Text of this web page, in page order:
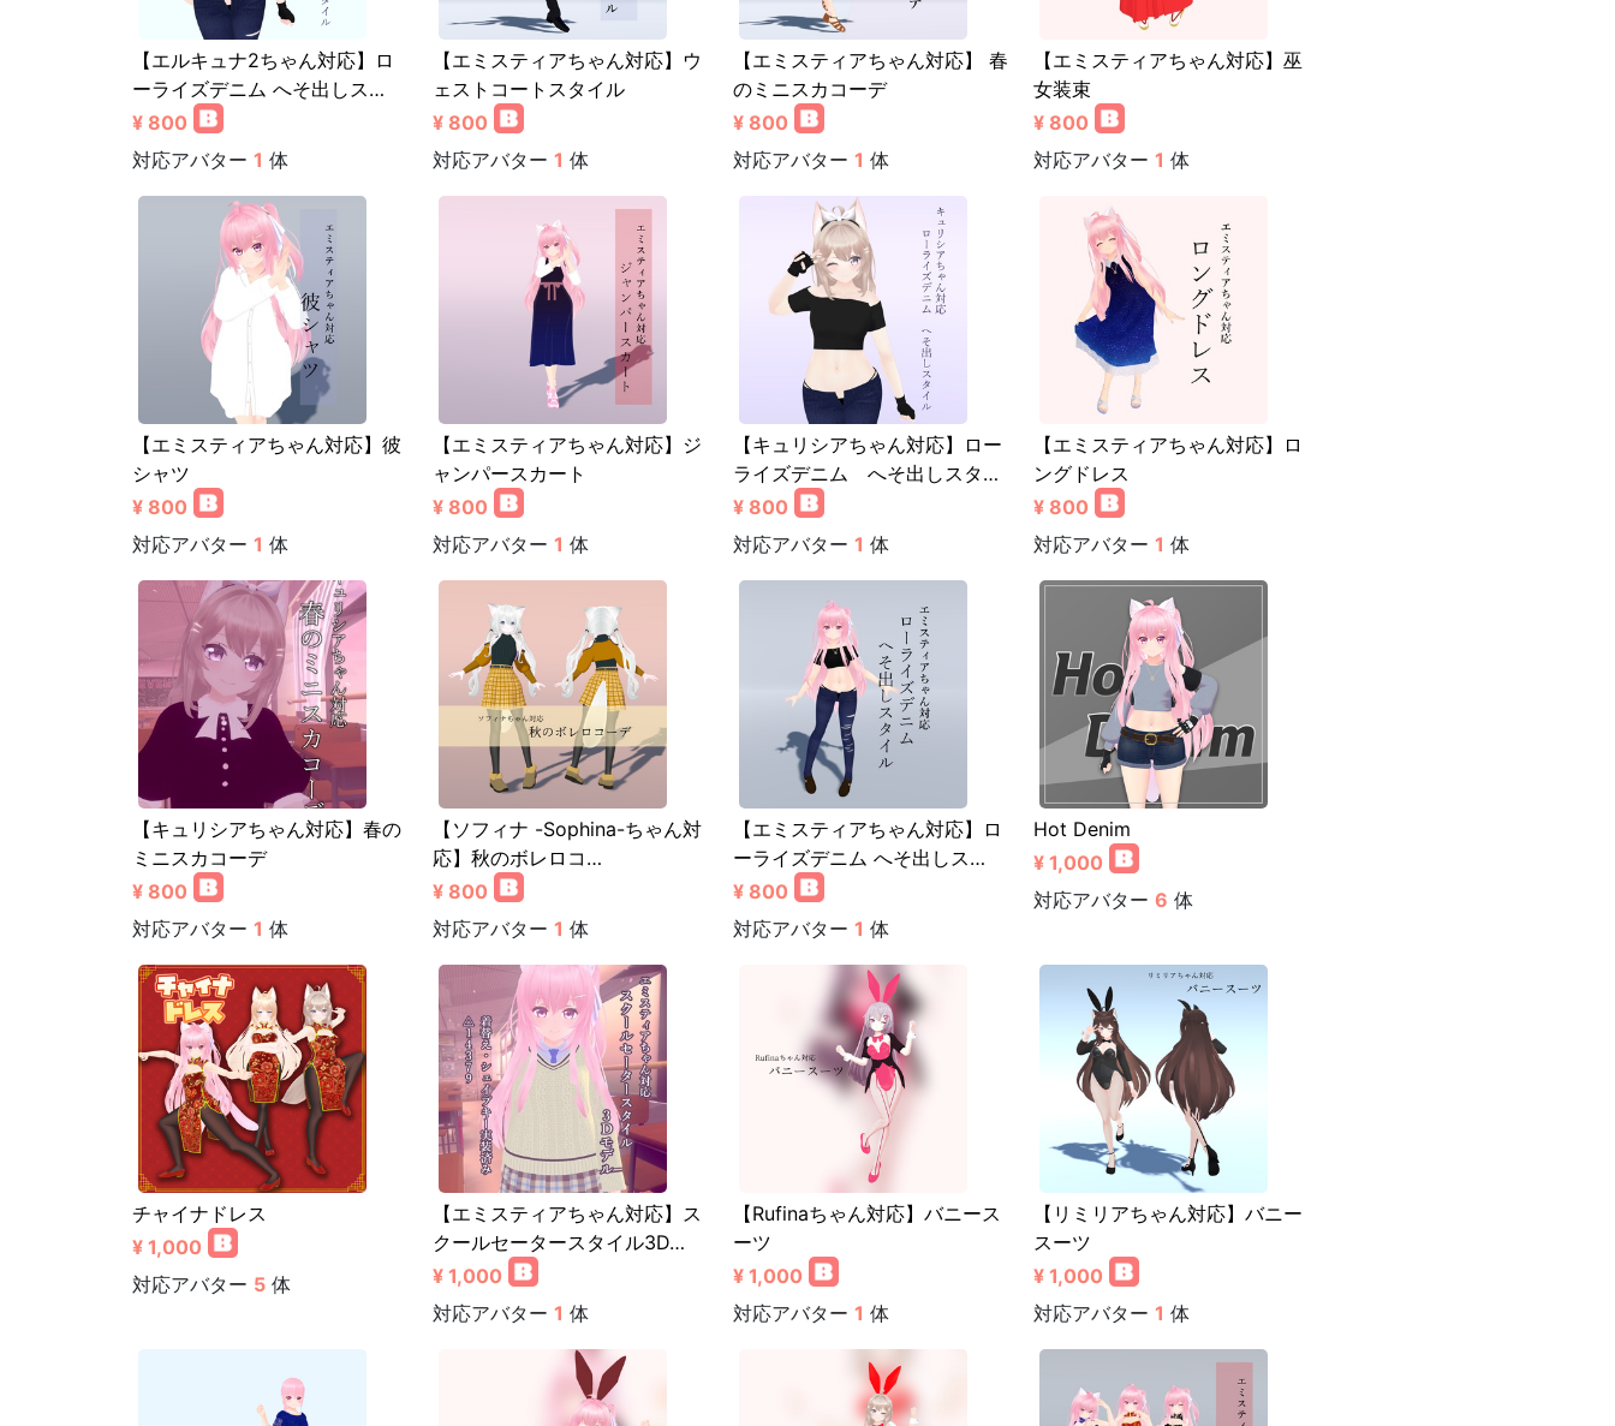
【エルキュナ2ちゃん対応】ロ
ーライズデニム へそ出しス…
¥ 800
対応アバター 1 体
【エミスティアちゃん対応】ウ
ェストコートスタイル
¥ 800
対応アバター 1 体
【エミスティアちゃん対応】 春
のミニスカコーデ
¥ 800
対応アバター 1 体
【エミスティアちゃん対応】巫
女装束
¥ 800
対応アバター 1 体
【エミスティアちゃん対応】彼
シャツ
¥ 800
対応アバター 1 体
【エミスティアちゃん対応】ジ
ャンパースカート
¥ 800
対応アバター 1 体
【キュリシアちゃん対応】ロー
ライズデニム へそ出しスタ…
¥ 800
対応アバター 1 体
【エミスティアちゃん対応】ロ
ングドレス
¥ 800
対応アバター 1 体
【キュリシアちゃん対応】春の
ミニスカコーデ
¥ 800
対応アバター 1 体
【ソフィナ -Sophina-ちゃん対
応】秋のボレロコ…
¥ 800
対応アバター 1 体
【エミスティアちゃん対応】ロ
ーライズデニム へそ出しス…
¥ 800
対応アバター 1 体
Hot Denim
¥ 1,000
対応アバター 6 体
チャイナドレス
¥ 1,000
対応アバター 5 体
【エミスティアちゃん対応】ス
クールセータースタイル3D…
¥ 1,000
対応アバター 1 体
【Rufinaちゃん対応】バニース
ーツ
¥ 1,000
対応アバター 1 体
【リミリアちゃん対応】バニー
スーツ
¥ 1,000
対応アバター 1 体